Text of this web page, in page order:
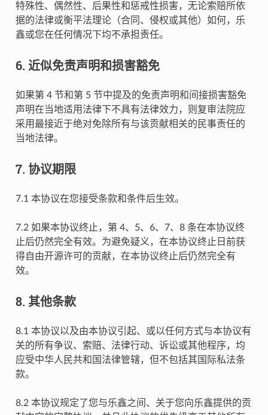
特殊性、偶然性、后果性和惩戒性损害，无论索赔所依
据的法律或衡平法理论（合同、侵权或其他）如何，乐
鑫或您在任何情况下均不承担责任。
6. 近似免责声明和损害豁免
如果第 4 节和第 5 节中提及的免责声明和间接损害豁免
声明在当地适用法律下不具有法律效力，则复审法院应
采用最接近于绝对免除所有与该贡献相关的民事责任的
当地法律。
7. 协议期限
7.1 本协议在您接受条款和条件后生效。
7.2 如果本协议终止，第 4、5、6、7、8 条在本协议终
止后仍然完全有效。为避免疑义，在本协议终止日前获
得自由开源许可的贡献，在本协议终止后仍然完全有
效。
8. 其他条款
8.1 本协议以及由本协议引起、或以任何方式与本协议有
关的所有争议、索赔、法律行动、诉讼或其他程序，均
应受中华人民共和国法律管辖，但不包括其国际私法条
款。
8.2 本协议规定了您与乐鑫之间、关于您向乐鑫提供的贡